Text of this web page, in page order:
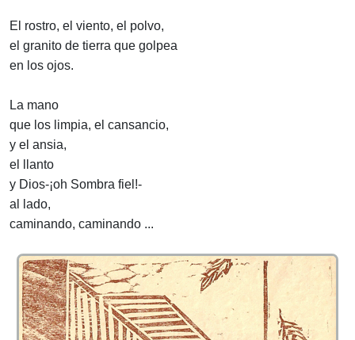
El rostro, el viento, el polvo,
el granito de tierra que golpea
en los ojos.
La mano
que los limpia, el cansancio,
y el ansia,
el llanto
y Dios-¡oh Sombra fiel!-
al lado,
caminando, caminando ...